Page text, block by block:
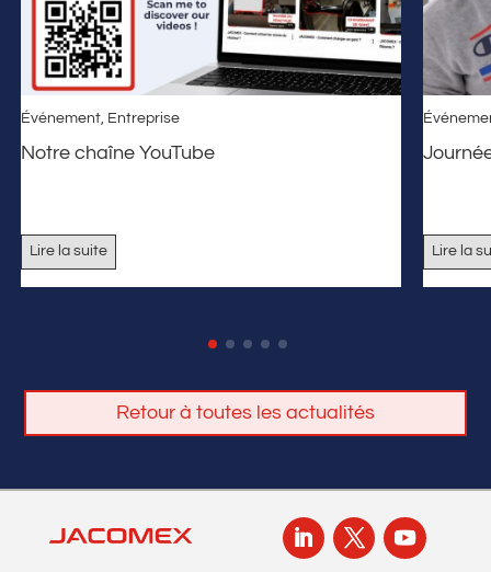
Événement Entreprise
Notre chaîne YouTube
Lire la suite Lire la
Retour à toutes les actualités